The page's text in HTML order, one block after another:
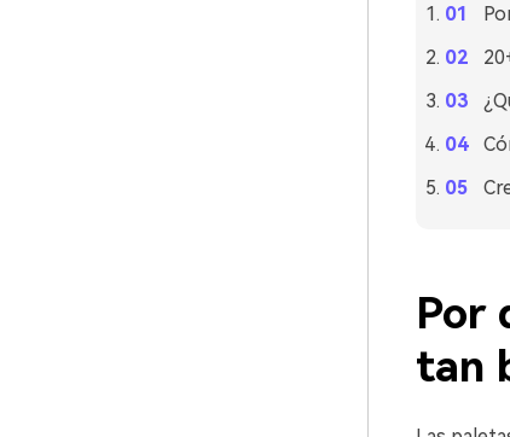
Por
tan